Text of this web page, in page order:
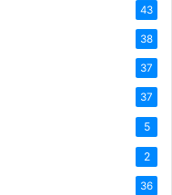
43
38
37
37
5
2
36